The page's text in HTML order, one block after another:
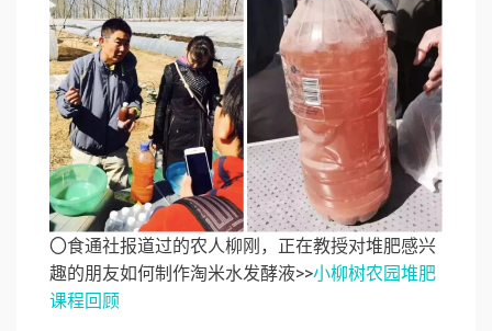
〇食通社报道过的农人柳刚，正在教授对堆肥感兴
趣的朋友如何制作淘米水发酵液>>小柳树农园堆肥
课程回顾